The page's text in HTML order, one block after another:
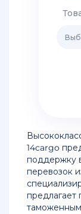
очистка
из
Китая
14cargo
поддержку
перевозок
предлагает